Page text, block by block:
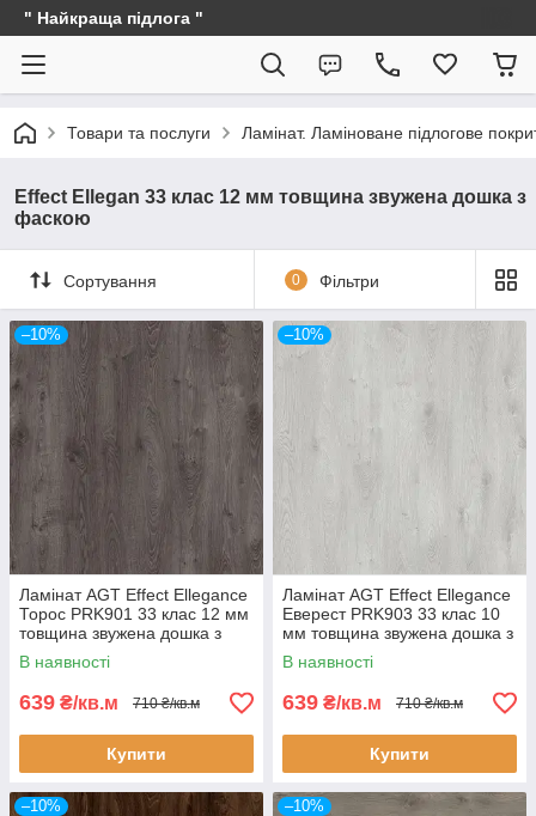
" Найкраща підлога "
Товари та послуги Ламінат. Ламіноване підлогове
Effect Ellegan 33 клас 12 мм товщина звужена дошка з
фаскою
Сортування 0 Фільтри
–10%
Ламінат AGT Effect Ellegance
Торос PRK901 33 клас 12 мм
товщина звужена дошка з
фаскою
В наявності
639 ₴/кв.м 710 ₴/кв.м
Купити
–10%
Ламінат AGT Effect Ellegance
Еверест PRK903 33 клас 10
мм товщина звужена дошка з
фаскою
В наявності
639 ₴/кв.м 710 ₴/кв.м
Купити
–10% –10%